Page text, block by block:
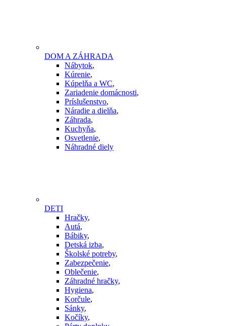
DOM A ZÁHRADA
Nábytok,
Kúrenie,
Kúpelňa a WC,
Zariadenie domácnosti,
Príslušenstvo,
Náradie a dielňa,
Záhrada,
Kuchyňa,
Osvetlenie,
Náhradné diely
DETI
Hračky,
Autá,
Bábiky,
Detská izba,
Školské potreby,
Zabezpečenie,
Oblečenie,
Záhradné hračky,
Hygiena,
Korčule,
Sánky,
Kočíky,